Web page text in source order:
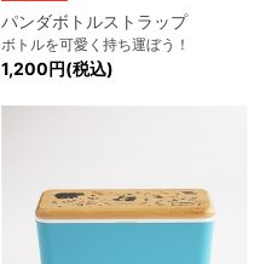
パンダボトルストラップ
ボトルを可愛く持ち運ぼう！
1,200円(税込)